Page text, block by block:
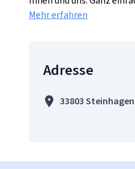
Mehr erfahren
Adresse
33803